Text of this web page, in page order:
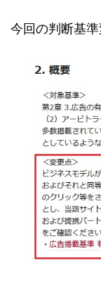
今回の判断基